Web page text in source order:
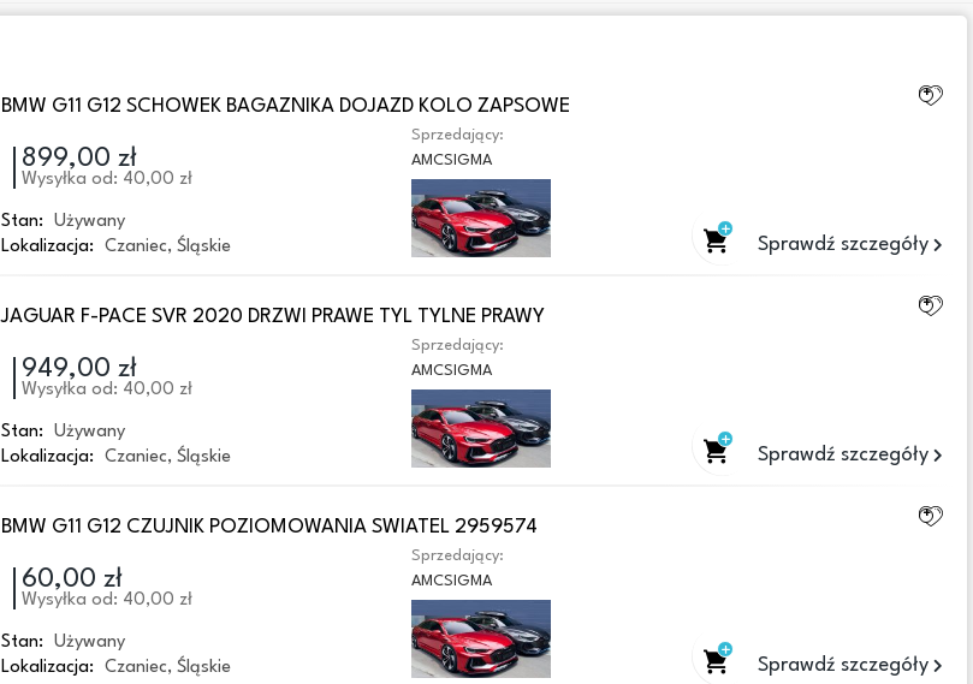
BMW G11 G12 SCHOWEK BAGAZNIKA DOJAZD KOLO ZAPSOWE
899,00 zł
Wysyłka od: 40,00 zł
Stan:
Używany
Lokalizacja:
Czaniec, Śląskie
Sprzedający:
AMCSIGMA
Sprawdź szczegóły
JAGUAR F-PACE SVR 2020 DRZWI PRAWE TYL TYLNE PRAWY
949,00 zł
Wysyłka od: 40,00 zł
Stan:
Używany
Lokalizacja:
Czaniec, Śląskie
Sprzedający:
AMCSIGMA
Sprawdź szczegóły
BMW G11 G12 CZUJNIK POZIOMOWANIA SWIATEL 2959574
60,00 zł
Wysyłka od: 40,00 zł
Stan:
Używany
Lokalizacja:
Czaniec, Śląskie
Sprzedający:
AMCSIGMA
Sprawdź szczegóły